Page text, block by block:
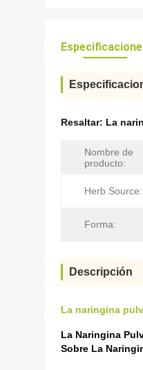
Resaltar: La
Nombre de
producto:
Herb Source:
Forma:
Descripción
La naringina
La Naringina
Sobre La